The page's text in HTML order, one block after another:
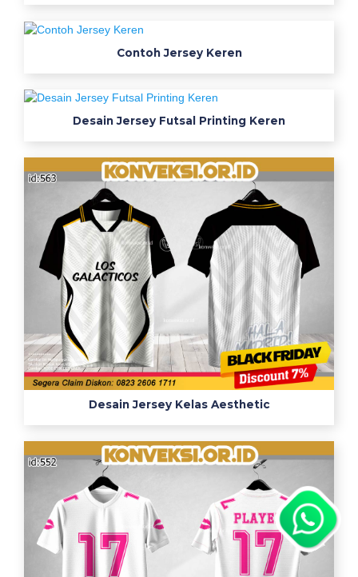
Contoh Jersey Keren
Desain Jersey Futsal Printing Keren
Desain Jersey Kelas Aesthetic